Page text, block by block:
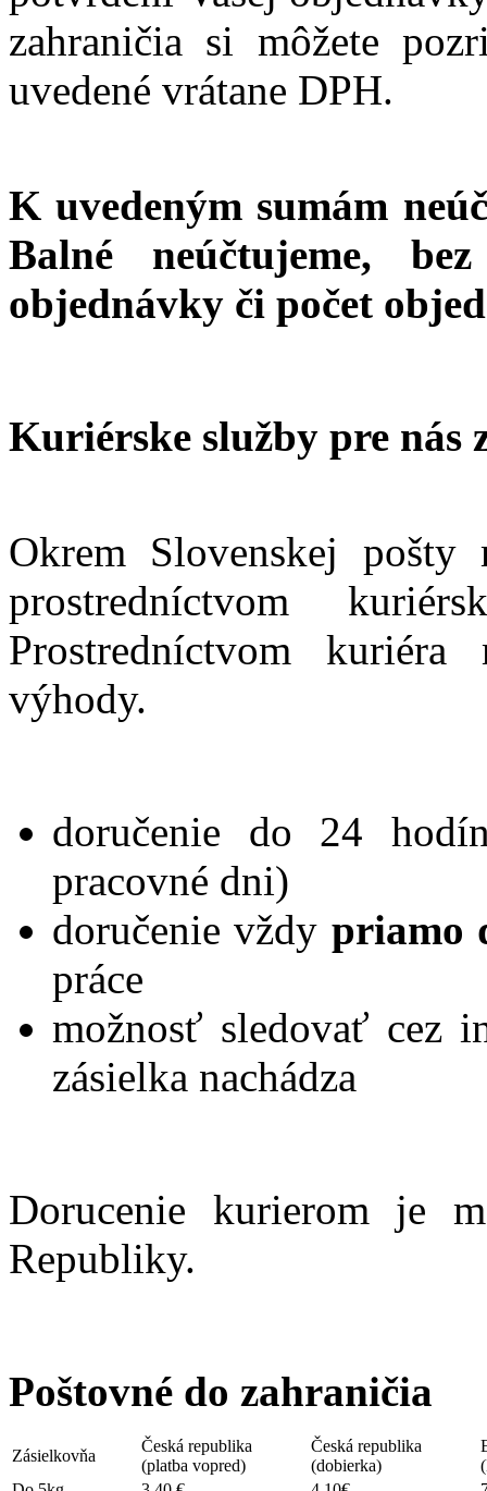
zahraničia si môžete
uvedené vrátane DPH.
K uvedeným sumám
Balné neúčtujeme,
objednávky či počet
Kuriérske služby pre nás
Okrem Slovenskej pošty
prostredníctvom
Prostredníctvom
výhody.
doručenie do 24
pracovné dni)
doručenie vždy priamo
práce
možnosť sledovať cez
zásielka nachádza
Dorucenie kurierom je
Republiky.
Poštovné do zahraničia
Zásielkovňa
Česká republika
(platba vopred)
Česká republika
(dobierka)